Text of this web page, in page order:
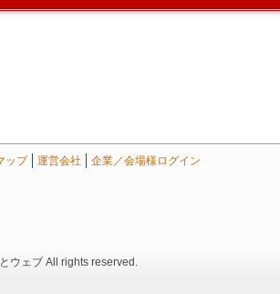
ップ 運営会社 企業／会場様ログイン
ウェブ All rights reserved.